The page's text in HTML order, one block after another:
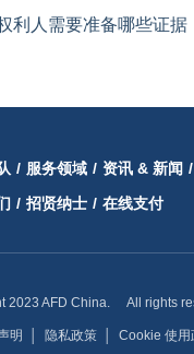
利人需要准备哪些证据
/ 服务领域 / 资讯 & 新闻 /
/ 招贤纳士 / 在线支付
2023 AFD China. All rights
明 隐私政策 Cookie 使用